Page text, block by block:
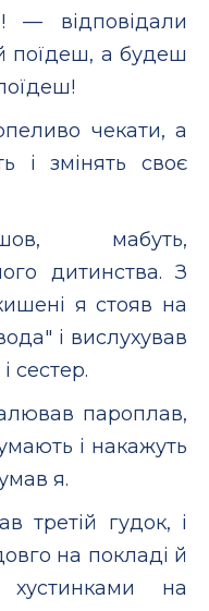
— відповідали
поїдеш, а будеш
чекати, а
і змінять своє
мабуть,
дитинства. З
я стояв на
і вислухував
сестер.
пароплав,
і накажуть
я.
третій гудок, і
на покладі й
на